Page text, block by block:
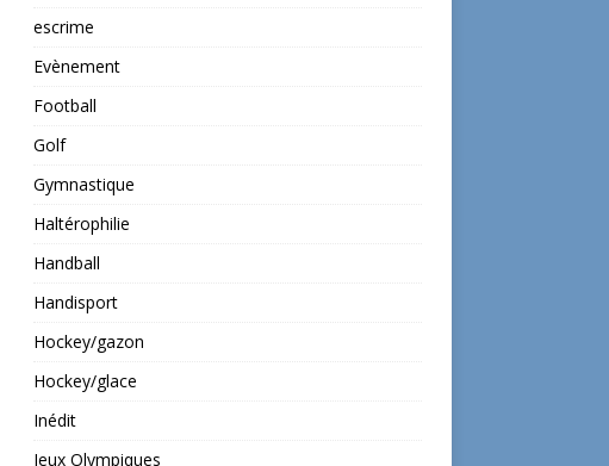
escrime
Evènement
Football
Golf
Gymnastique
Haltérophilie
Handball
Handisport
Hockey/gazon
Hockey/glace
Inédit
Jeux Olympiques